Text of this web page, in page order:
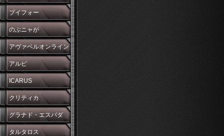
ブイフォー
のぶニャが
アヴァベルオンライン
アルピ
ICARUS
クリティカ
グラナド・エスパダ
タルタロス